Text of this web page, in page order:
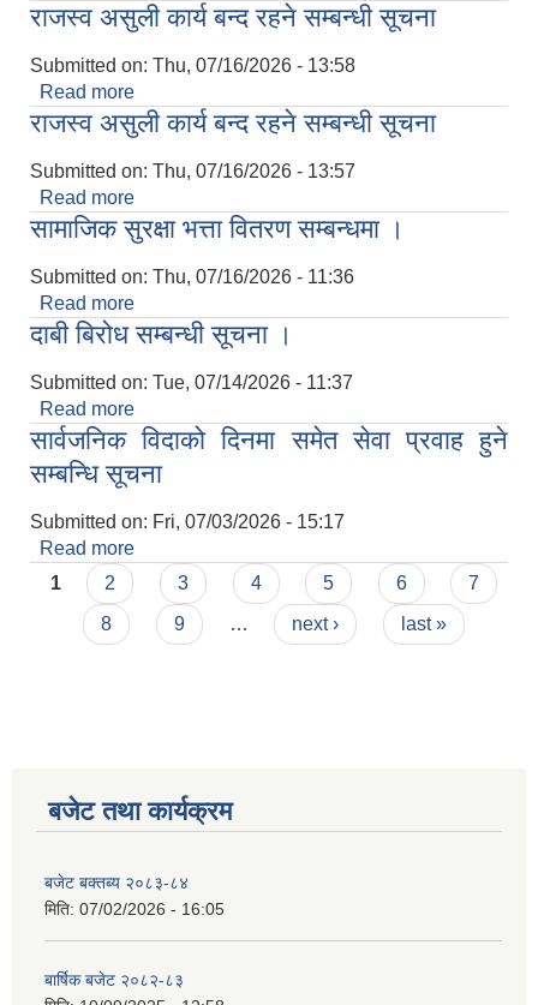
सूचना।
राजस्व असुली कार्य बन्द रहने सम्बन्धी सूचना
Submitted on: Thu, 07/16/2026 - 13:58
Read more
राजस्व असुली कार्य बन्द रहने सम्बन्धी सूचना
Submitted on: Thu, 07/16/2026 - 13:57
Read more
सामाजिक सुरक्षा भत्ता वितरण सम्बन्धमा ।
Submitted on: Thu, 07/16/2026 - 11:36
Read more
दाबी बिरोध सम्बन्धी सूचना ।
Submitted on: Tue, 07/14/2026 - 11:37
Read more
सार्वजनिक विदाको दिनमा समेत सेवा प्रवाह हुने
सम्बन्धि सूचना
Submitted on: Fri, 07/03/2026 - 15:17
Read more
सम्बन्धि सूचना
Pages
1 2 3 4 5 6
7
8
9 … next › last »
बजेट तथा कार्यक्रम
बजेट बक्तब्य २०८३-८४
मिति: 07/02/2026 - 16:05
बार्षिक बजेट २०८२-८३